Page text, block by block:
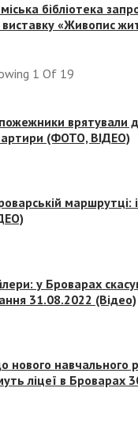
бібліотека
«Живопис
1 Of 19
врятували
(ФОТО, ВІДЕО)
маршрутці: і
у Броварах
31.08.2022 (Відео)
нового навчального
ліцеї в Броварах